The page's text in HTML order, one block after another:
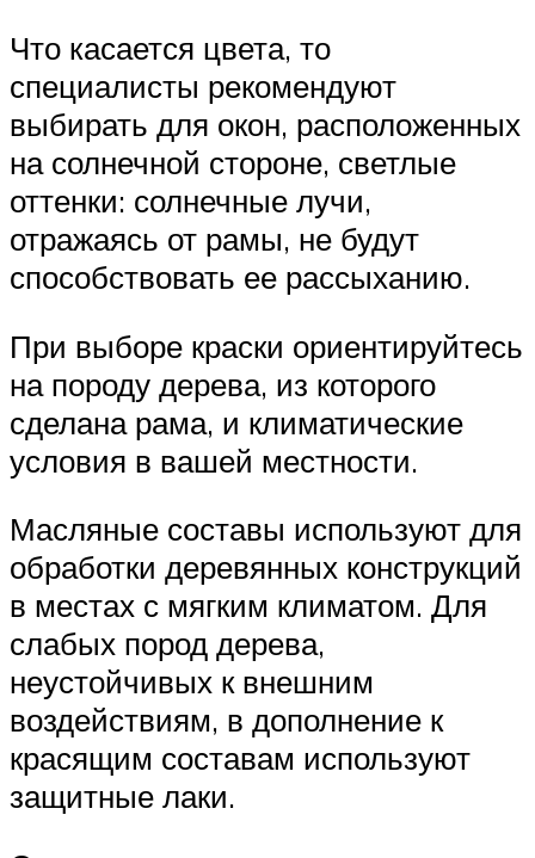
Что касается цвета, то
специалисты рекомендуют
выбирать для окон, расположенных
на солнечной стороне, светлые
оттенки: солнечные лучи,
отражаясь от рамы, не будут
способствовать ее рассыханию.
При выборе краски ориентируйтесь
на породу дерева, из которого
сделана рама, и климатические
условия в вашей местности.
Масляные составы используют для
обработки деревянных конструкций
в местах с мягким климатом. Для
слабых пород дерева,
неустойчивых к внешним
воздействиям, в дополнение к
красящим составам используют
защитные лаки.